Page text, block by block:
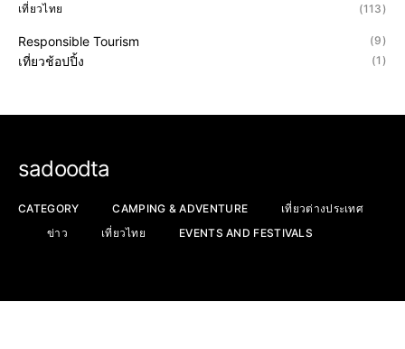
เที่ยวไทย (113)
Responsible Tourism (9)
เที่ยวช้อปปิ้ง (1)
sadoodta
CATEGORY CAMPING & ADVENTURE
เที่ยวต่างประเทศ
ข่าว
เที่ยวไทย EVENTS AND FESTIVALS